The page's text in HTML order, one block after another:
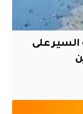
السير على